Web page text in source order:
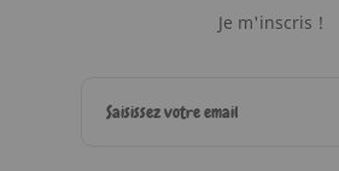
Je m'inscris !